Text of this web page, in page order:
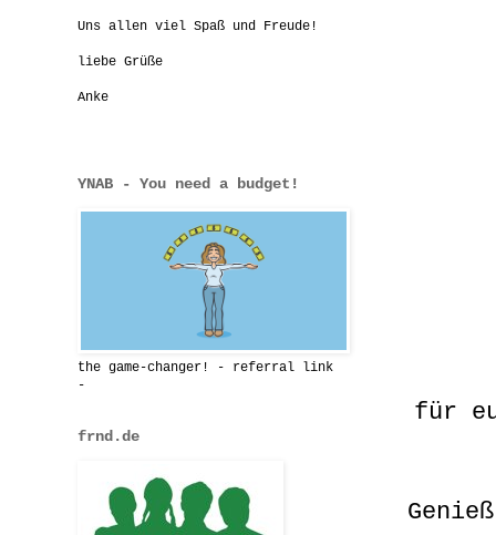
für
Uns allen viel Spaß und Freude!
liebe Grüße
Anke
YNAB - You need a budget!
the game-changer! - referral link
-
frnd.de